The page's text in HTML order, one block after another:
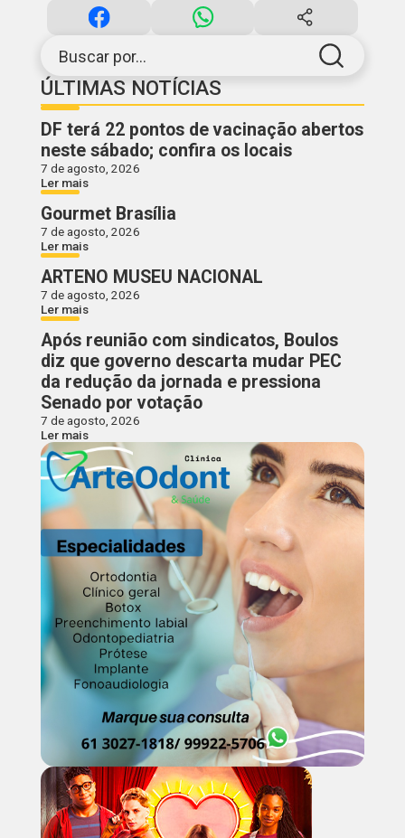
Buscar por...
ÚLTIMAS NOTÍCIAS
DF terá 22 pontos de vacinação abertos
neste sábado; confira os locais
7 de agosto, 2026
Ler mais
Gourmet Brasília
7 de agosto, 2026
Ler mais
ARTENO MUSEU NACIONAL
7 de agosto, 2026
Ler mais
Após reunião com sindicatos, Boulos
diz que governo descarta mudar PEC
da redução da jornada e pressiona
Senado por votação
7 de agosto, 2026
Ler mais